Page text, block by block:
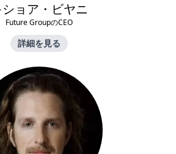
ショア・ビヤニ
Future GroupのCEO
詳細を見る